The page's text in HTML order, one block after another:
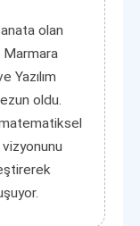
olan
Yazılım
oldu.